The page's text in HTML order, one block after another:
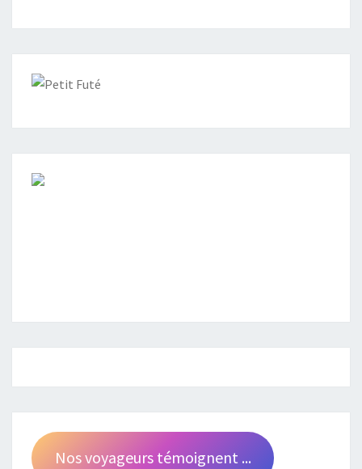
Nos voyageurs témoignent ...